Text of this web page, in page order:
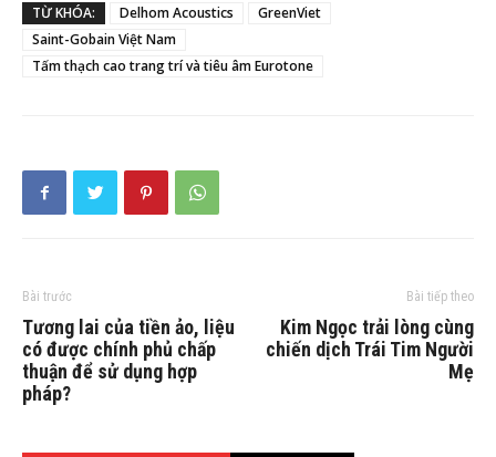
TỪ KHÓA: Delhom Acoustics
GreenViet
Saint-Gobain Việt Nam
Tấm thạch cao trang trí và tiêu âm Eurotone
Bài trước
Tương lai của tiền ảo, liệu
có được chính phủ chấp
thuận để sử dụng hợp
pháp?
Bài tiếp theo
Kim Ngọc trải lòng cùng
chiến dịch Trái Tim Người
Mẹ